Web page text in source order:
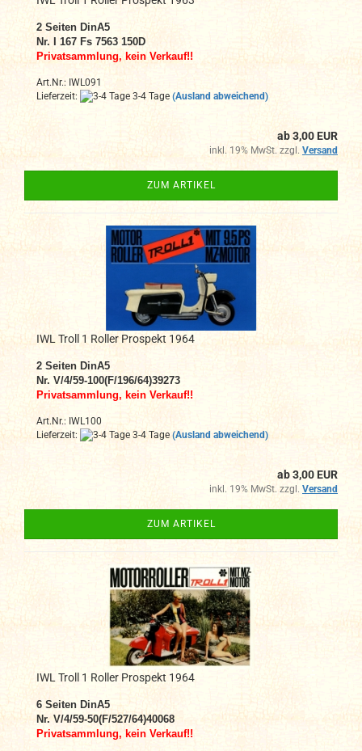
2 Seiten DinA5
Nr. I 167 Fs 7563 150D
Privatsammlung, kein Verkauf!!
Art.Nr.: IWL091
Lieferzeit:
3-4 Tage (Ausland abweichend)
ab 3,00 EUR
inkl. 19% MwSt. zzgl. Versand
ZUM ARTIKEL
IWL Troll 1 Roller Prospekt 1964
2 Seiten DinA5
Nr. V/4/59-100(F/196/64)39273
Privatsammlung, kein Verkauf!!
Art.Nr.: IWL100
Lieferzeit:
3-4 Tage (Ausland abweichend)
ab 3,00 EUR
inkl. 19% MwSt. zzgl. Versand
ZUM ARTIKEL
IWL Troll 1 Roller Prospekt 1964
6 Seiten DinA5
Nr. V/4/59-50(F/527/64)40068
Privatsammlung, kein Verkauf!!